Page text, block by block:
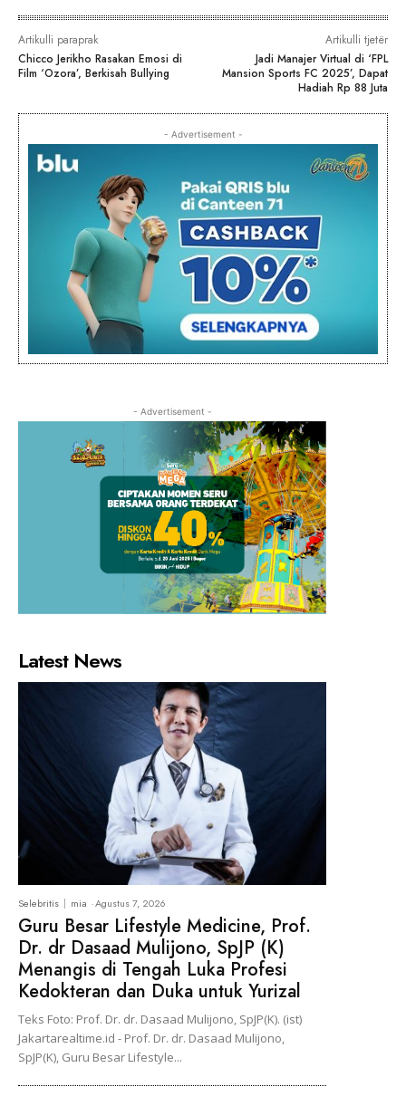
Artikulli paraprak
Chicco Jerikho Rasakan Emosi di
Film ‘Ozora’, Berkisah Bullying
Artikulli tjetër
Jadi Manajer Virtual di ‘FPL
Mansion Sports FC 2025’, Dapat
Hadiah Rp 88 Juta
- Advertisement -
- Advertisement -
Latest News
Selebritis mia -Agustus 7, 2026
Guru Besar Lifestyle Medicine, Prof.
Dr. dr Dasaad Mulijono, SpJP (K)
Menangis di Tengah Luka Profesi
Kedokteran dan Duka untuk Yurizal
Teks Foto: Prof. Dr. dr. Dasaad Mulijono, SpJP(K). (ist)
Jakartarealtime.id - Prof. Dr. dr. Dasaad Mulijono,
SpJP(K), Guru Besar Lifestyle...